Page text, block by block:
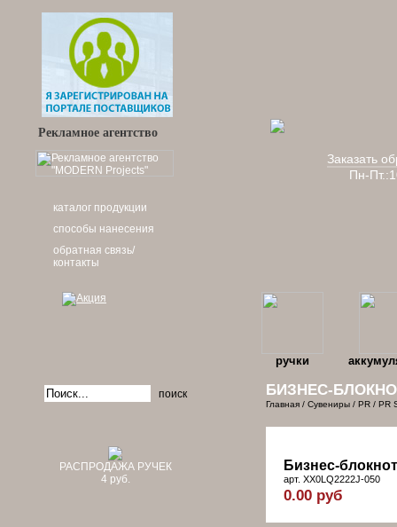
Рекламное агентство
каталог продукции
способы нанесения
обратная связь/
контакты
Заказать
Пн-
ручки
поиск
РАСПРОДАЖА РУЧЕК
4 руб.
БИЗНЕС-
Главная / Сувениры / PR / PR
Бизнес-
арт. XX0LQ2222J-050
0.00 руб